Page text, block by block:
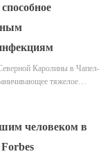
Каролины в Чапел-
тяжелое…
человеком в